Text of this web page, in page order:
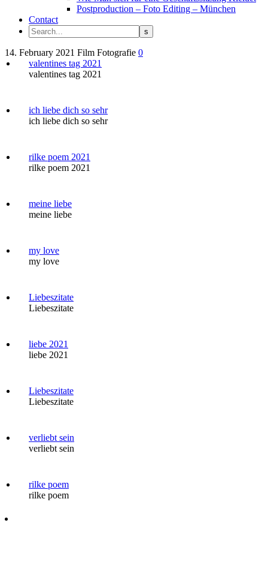
Postproduction – Foto Editing – München
Contact
14. February 2021 Film Fotografie 0
valentines tag 2021
valentines tag 2021
ich liebe dich so sehr
ich liebe dich so sehr
rilke poem 2021
rilke poem 2021
meine liebe
meine liebe
my love
my love
Liebeszitate
Liebeszitate
liebe 2021
liebe 2021
Liebeszitate
Liebeszitate
verliebt sein
verliebt sein
rilke poem
rilke poem